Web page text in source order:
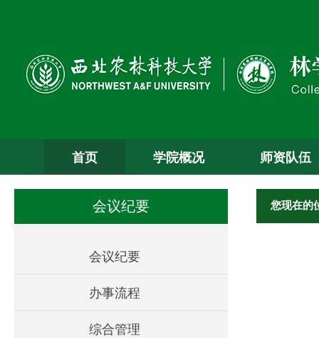
首页 学院概况 师资队伍
会议纪要
会议纪要
办事流程
综合管理
您现在的